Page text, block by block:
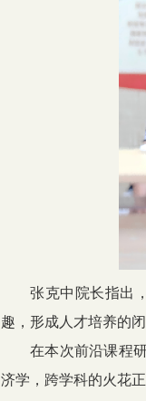
张克中院长指出
趣，形成人才培养的
在本次前沿课程
济学，跨学科的火花